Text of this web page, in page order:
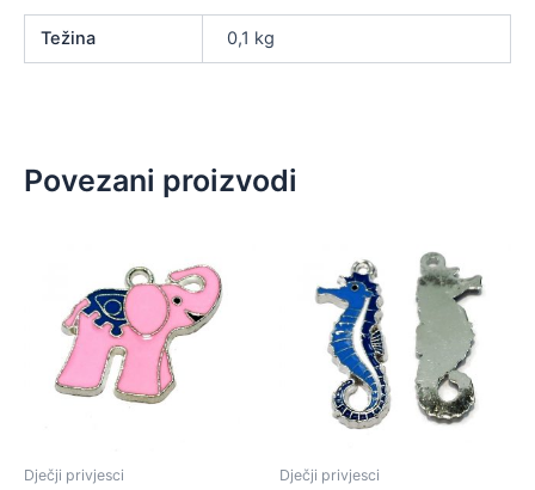
Težina 0,1 kg
Povezani proizvodi
Dječji privjesci Dječji privjesci